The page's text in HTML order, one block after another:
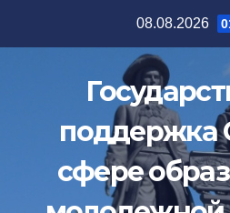
08.08.2026
поддержка
сфере